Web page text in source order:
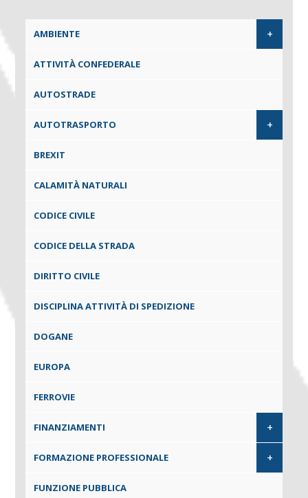
AMBIENTE +
ATTIVITÀ CONFEDERALE
AUTOSTRADE
AUTOTRASPORTO +
BREXIT
CALAMITÀ NATURALI
CODICE CIVILE
CODICE DELLA STRADA
DIRITTO CIVILE
DISCIPLINA ATTIVITÀ DI SPEDIZIONE
DOGANE
EUROPA
FERROVIE
FINANZIAMENTI +
FORMAZIONE PROFESSIONALE +
FUNZIONE PUBBLICA